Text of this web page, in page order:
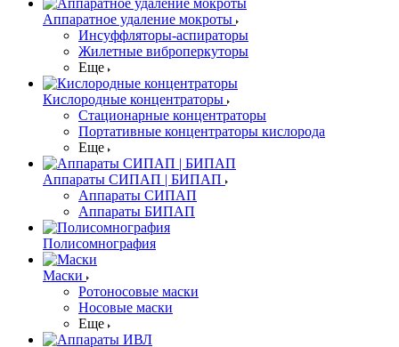
Аппаратное удаление мокроты
Инсуффляторы-аспираторы
Жилетные виброперкуторы
Еще
Кислородные концентраторы
Стационарные концентраторы
Портативные концентраторы кислорода
Еще
Аппараты СИПАП | БИПАП
Аппараты СИПАП
Аппараты БИПАП
Полисомнография
Маски
Ротоносовые маски
Носовые маски
Еще